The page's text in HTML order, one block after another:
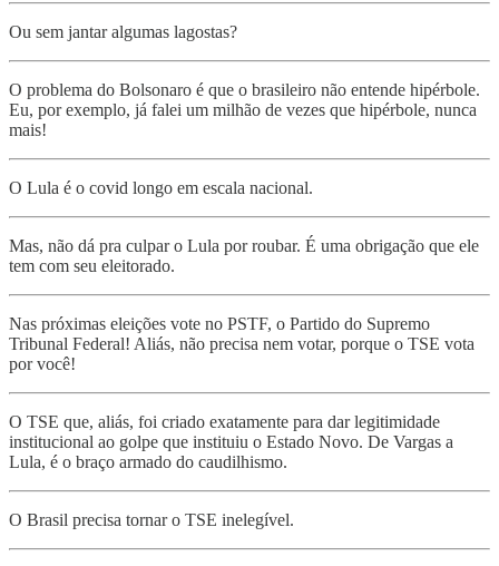
Ou sem jantar algumas lagostas?
O problema do Bolsonaro é que o brasileiro não entende hipérbole.
Eu, por exemplo, já falei um milhão de vezes que hipérbole, nunca
mais!
O Lula é o covid longo em escala nacional.
Mas, não dá pra culpar o Lula por roubar. É uma obrigação que ele
tem com seu eleitorado.
Nas próximas eleições vote no PSTF, o Partido do Supremo
Tribunal Federal! Aliás, não precisa nem votar, porque o TSE vota
por você!
O TSE que, aliás, foi criado exatamente para dar legitimidade
institucional ao golpe que instituiu o Estado Novo. De Vargas a
Lula, é o braço armado do caudilhismo.
O Brasil precisa tornar o TSE inelegível.